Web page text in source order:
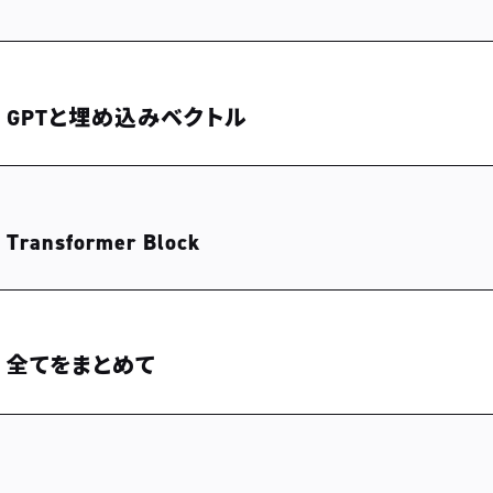
と埋め込みベクトル
Transformer Block
てをまとめて